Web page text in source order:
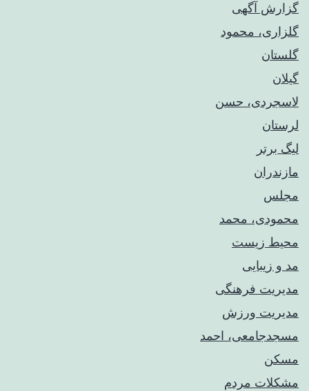
گزارش آگهی
گلزاری، محمود
گلستان
گیلان
لاسجردی، حسن
لرستان
لیگ برتر
مازندران
مجلس
محمودی، محمد
محیط زیست
مد و زیبایی
مدیریت فرهنگی
مدیریت ورزش
مسجدجامعی، احمد
مسکن
مشکلات مردم